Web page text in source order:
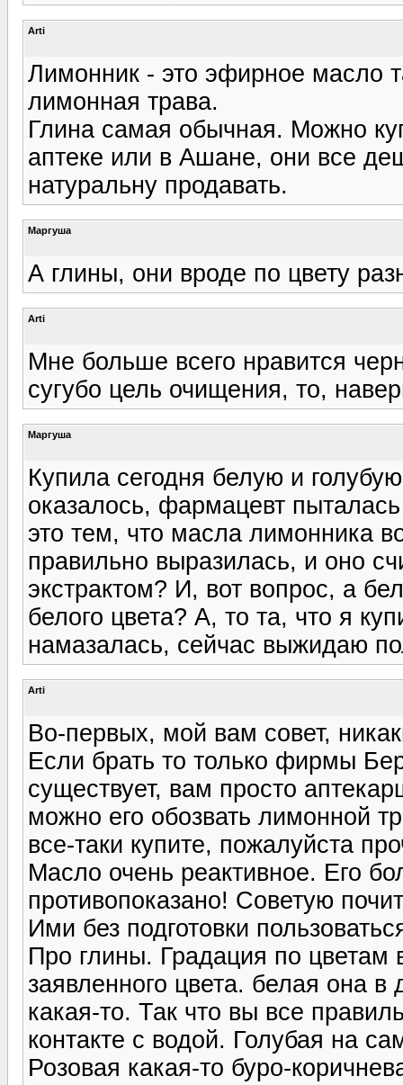
Arti
Лимонник - это эфирное масло
лимонная трава.
Глина самая обычная. Можно
аптеке или в Ашане, они все
натуральну продавать.
Маргуша
А глины, они вроде по цвету
Arti
Мне больше всего нравится
сугубо цель очищения, то,
Маргуша
Купила сегодня белую и
оказалось, фармацевт
это тем, что масла лимонника
правильно выразилась, и оно
экстрактом? И, вот вопрос, а
белого цвета? А, то та, что я
намазалась, сейчас выжидаю
Arti
Во-первых, мой вам совет,
Если брать то только фирмы
существует, вам просто
можно его обозвать лимонной
все-таки купите, пожалуйста
Масло очень реактивное. Его
противопоказано! Советую
Ими без подготовки
Про глины. Градация по цветам
заявленного цвета. белая она в
какая-то. Так что вы все
контакте с водой. Голубая на
Розовая какая-то буро-